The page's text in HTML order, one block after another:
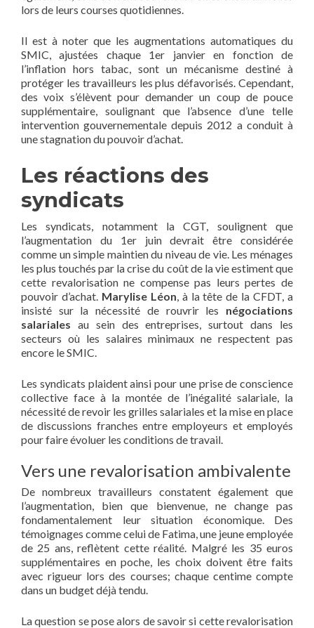
lors de leurs courses quotidiennes.
Il est à noter que les augmentations automatiques du
SMIC, ajustées chaque 1er janvier en fonction de
l’inflation hors tabac, sont un mécanisme destiné à
protéger les travailleurs les plus défavorisés. Cependant,
des voix s’élèvent pour demander un coup de pouce
supplémentaire, soulignant que l’absence d’une telle
intervention gouvernementale depuis 2012 a conduit à
une stagnation du pouvoir d’achat.
Les réactions des
syndicats
Les syndicats, notamment la CGT, soulignent que
l’augmentation du 1er juin devrait être considérée
comme un simple maintien du niveau de vie. Les ménages
les plus touchés par la crise du coût de la vie estiment que
cette revalorisation ne compense pas leurs pertes de
pouvoir d’achat. Marylise Léon, à la tête de la CFDT, a
insisté sur la nécessité de rouvrir les négociations
salariales au sein des entreprises, surtout dans les
secteurs où les salaires minimaux ne respectent pas
encore le SMIC.
Les syndicats plaident ainsi pour une prise de conscience
collective face à la montée de l’inégalité salariale, la
nécessité de revoir les grilles salariales et la mise en place
de discussions franches entre employeurs et employés
pour faire évoluer les conditions de travail.
Vers une revalorisation ambivalente
De nombreux travailleurs constatent également que
l’augmentation, bien que bienvenue, ne change pas
fondamentalement leur situation économique. Des
témoignages comme celui de Fatima, une jeune employée
de 25 ans, reflètent cette réalité. Malgré les 35 euros
supplémentaires en poche, les choix doivent être faits
avec rigueur lors des courses; chaque centime compte
dans un budget déjà tendu.
La question se pose alors de savoir si cette revalorisation